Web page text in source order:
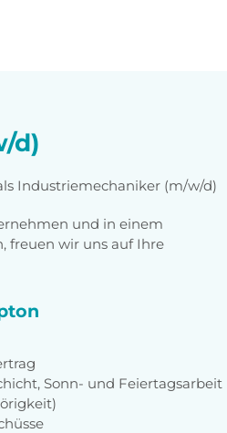
d)
Industriemechaniker (m/w/d)
und in einem
freuen wir uns auf Ihre
Sonn- und Feiertagsarbeit